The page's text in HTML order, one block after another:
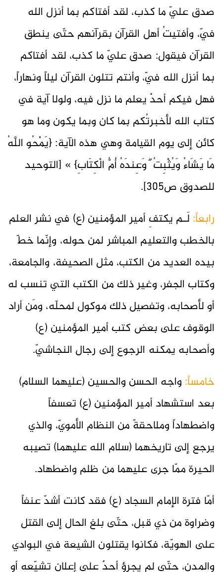
صدق عليّ ما كذب، لقد أفتاكم بما أنزل الله
فيّ، وأفتيتُ أهل القرآن بقرآنهم حتّى ينطق
القرآن فيقول: صدق عليّ ما كذب، لقد أفتاكم
بما أنزل الله فيّ، وأنتم تتلون القرآن ليلاً ونهاراً،
فهل فيكم أحدٌ يعلم ما نزل فيه، ولولا آية في
كتاب الله لأخبرتُكم بما كان وبما يكون وما هو
كائن إلى يوم القيامة وهي هذه الآية: {يَمْحُو اللَّهُ
مَا يَشَاءُ وَيُثْبِتُ ۖ وَعِندَهُ أُمُّ الْكِتَابِ} » [التوحيد
للصدوق ص305].
رابعاً: لَـم يكتفِ أمير المؤمنين (ع) في نشر العلم
بالخطب والتعليم المباشر لمن حوله، وإنّما خطّ
بيده العديد من الكتب، مثل الصحيفة، والجامعة،
وكتاب الجفر، وغير ذلك من الكتب التي تنسب له
أو لأصحابه، وتفصيل ذلك موكول لمحلّه، ومَن أراد
الوقوف على بعض كتب أمير المؤمنين (ع)
وأصحابه يمكنه الرجوع إلى رجال النجاشيّ.
خامساً: واجه الحسن والحسين (عليهما السلام)
بعد استشهاد أمير المؤمنين (ع) تعسفاً
واضطهاداً وملاحقةً من النظام الأمويّ، والذي
يرجع إلى تاريخهما (سلام الله عليهما) تصيبه
الحيرة ممّا جرى عليهما من ظلم واضطهاد.
أمّا فترة الإمام السجاد (ع) فقد كانت أشدّ عنفاً
وضراوة من ذي قبل، حتّى بلغ الحال إلى القتل
على الهويّة، فكانوا يقتلون الشيعة في البوادي
والمدن، حتّى لم يجرؤ أحدٌ على إعلان تشيّعه أو